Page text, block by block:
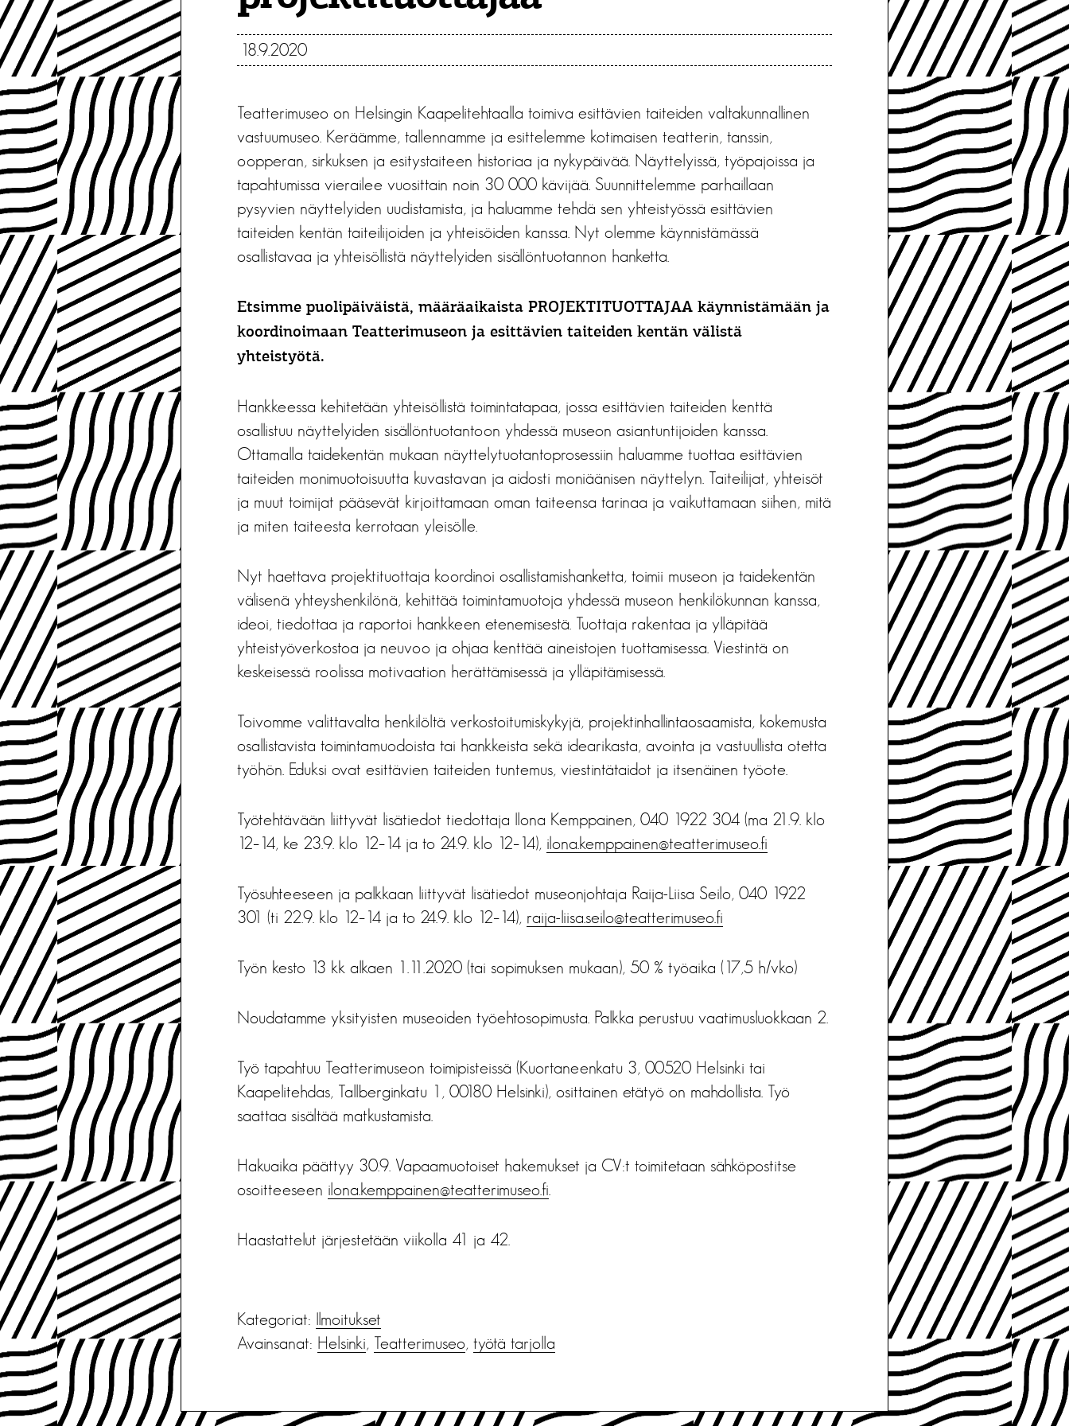
18.9.2020
Teatterimuseo on Helsingin Kaapelitehtaalla toimiva esittävien taiteiden valtakunnallinen
vastuumuseo. Keräämme, tallennamme ja esittelemme kotimaisen teatterin, tanssin,
oopperan, sirkuksen ja esitystaiteen historiaa ja nykypäivää. Näyttelyissä, työpajoissa ja
tapahtumissa vierailee vuosittain noin 30 000 kävijää. Suunnittelemme parhaillaan
pysyvien näyttelyiden uudistamista, ja haluamme tehdä sen yhteistyössä esittävien
taiteiden kentän taiteilijoiden ja yhteisöiden kanssa. Nyt olemme käynnistämässä
osallistavaa ja yhteisöllistä näyttelyiden sisällöntuotannon hanketta.
Etsimme puolipäiväistä, määräaikaista PROJEKTITUOTTAJAA käynnistämään ja
koordinoimaan Teatterimuseon ja esittävien taiteiden kentän välistä
yhteistyötä.
Hankkeessa kehitetään yhteisöllistä toimintatapaa, jossa esittävien taiteiden kenttä
osallistuu näyttelyiden sisällöntuotantoon yhdessä museon asiantuntijoiden kanssa.
Ottamalla taidekentän mukaan näyttelytuotantoprosessiin haluamme tuottaa esittävien
taiteiden monimuotoisuutta kuvastavan ja aidosti moniäänisen näyttelyn. Taiteilijat, yhteisöt
ja muut toimijat pääsevät kirjoittamaan oman taiteensa tarinaa ja vaikuttamaan siihen, mitä
ja miten taiteesta kerrotaan yleisölle.
Nyt haettava projektituottaja koordinoi osallistamishanketta, toimii museon ja taidekentän
välisenä yhteyshenkilönä, kehittää toimintamuotoja yhdessä museon henkilökunnan kanssa,
ideoi, tiedottaa ja raportoi hankkeen etenemisestä. Tuottaja rakentaa ja ylläpitää
yhteistyöverkostoa ja neuvoo ja ohjaa kenttää aineistojen tuottamisessa. Viestintä on
keskeisessä roolissa motivaation herättämisessä ja ylläpitämisessä.
Toivomme valittavalta henkilöltä verkostoitumiskykyjä, projektinhallintaosaamista, kokemusta
osallistavista toimintamuodoista tai hankkeista sekä idearikasta, avointa ja vastuullista otetta
työhön. Eduksi ovat esittävien taiteiden tuntemus, viestintätaidot ja itsenäinen työote.
Työtehtävään liittyvät lisätiedot tiedottaja Ilona Kemppainen, 040 1922 304 (ma 21.9. klo
12–14, ke 23.9. klo 12–14 ja to 24.9. klo 12–14), ilona.kemppainen@teatterimuseo.fi
Työsuhteeseen ja palkkaan liittyvät lisätiedot museonjohtaja Raija-Liisa Seilo, 040 1922
301 (ti 22.9. klo 12–14 ja to 24.9. klo 12–14), raija-liisa.seilo@teatterimuseo.fi
Työn kesto 13 kk alkaen 1.11.2020 (tai sopimuksen mukaan), 50 % työaika (17,5 h/vko)
Noudatamme yksityisten museoiden työehtosopimusta. Palkka perustuu vaatimusluokkaan 2.
Työ tapahtuu Teatterimuseon toimipisteissä (Kuortaneenkatu 3, 00520 Helsinki tai
Kaapelitehdas, Tallberginkatu 1, 00180 Helsinki), osittainen etätyö on mahdollista. Työ
saattaa sisältää matkustamista.
Hakuaika päättyy 30.9. Vapaamuotoiset hakemukset ja CV:t toimitetaan sähköpostitse
osoitteeseen ilona.kemppainen@teatterimuseo.fi
Haastattelut järjestetään viikolla 41 ja 42.
Kategoriat: Ilmoitukset
Avainsanat: Helsinki, Teatterimuseo, työtä tarjolla